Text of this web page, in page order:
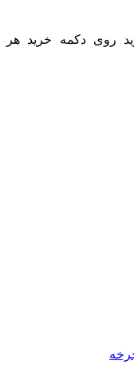
روی دکمه خرید هر